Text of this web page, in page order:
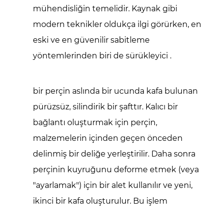
Nedir?
Evrimi:
Çekiçlerden
Pnömatik
Güç:
Basınçlı
Havadan
Yararlanma
2.2
Hidrolik
Güç:
mühendisliğin temelidir. Kaynak gibi
modern teknikler oldukça ilgi görürken, en
eski ve en güvenilir sabitleme
yöntemlerinden biri desürükleyici .
bir perçin aslında bir ucunda kafa bulunan
pürüzsüz, silindirik bir şafttır. Kalıcı bir
bağlantı oluşturmak için perçin,
malzemelerin içinden geçen önceden
delinmiş bir deliğe yerleştirilir. Daha sonra
perçinin kuyruğunu deforme etmek (veya
"ayarlamak") için bir alet kullanılır ve yeni,
ikinci bir kafa oluşturulur. Bu işlem